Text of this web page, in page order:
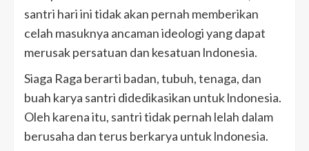
santri hari ini tidak akan pernah memberikan
celah masuknya ancaman ideologi yang dapat
merusak persatuan dan kesatuan lndonesia.
Siaga Raga berarti badan, tubuh, tenaga, dan
buah karya santri didedikasikan untuk lndonesia.
Oleh karena itu, santri tidak pernah lelah dalam
berusaha dan terus berkarya untuk lndonesia.